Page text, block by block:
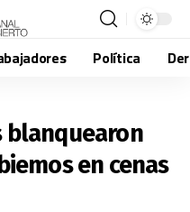
Política
blanquearon
en cenas